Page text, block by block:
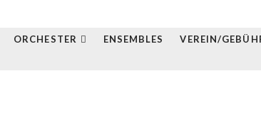
ORCHESTER ENSEMBLES
VEREIN/